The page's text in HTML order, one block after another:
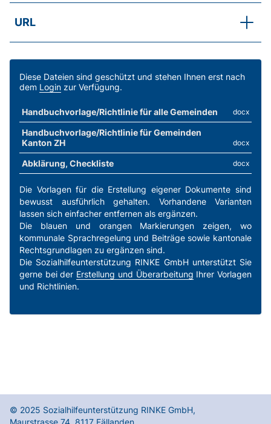
URL
SKOS-RL, Kapitel C.4.2 Abs. 1
Diese Dateien sind geschützt und stehen Ihnen erst nach
dem Login zur Verfügung.
Handbuchvorlage/Richtlinie für alle Gemeinden docx
Handbuchvorlage/Richtlinie für Gemeinden
Kanton ZH
docx
Abklärung, Checkliste docx
Die Vorlagen für die Erstellung eigener Dokumente sind
bewusst ausführlich gehalten. Vorhandene Varianten
lassen sich einfacher entfernen als ergänzen.
Die blauen und orangen Markierungen zeigen, wo
kommunale Sprachregelung und Beiträge sowie kantonale
Rechtsgrundlagen zu ergänzen sind.
Die Sozialhilfeunterstützung RINKE GmbH unterstützt Sie
gerne bei der Erstellung und Überarbeitung Ihrer Vorlagen
und Richtlinien.
© 2025 Sozialhilfeunterstützung RINKE GmbH,
Maurstrasse 74 8117 Fällanden